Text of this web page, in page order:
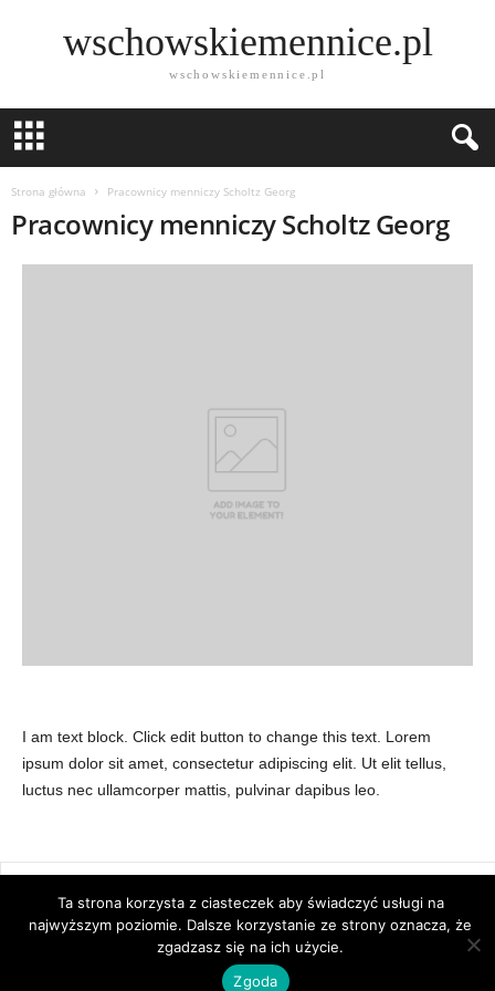
wschowskiemennice.pl
wschowskiemennice.pl
Strona główna Pracownicy menniczy Scholtz Georg
Pracownicy menniczy Scholtz Georg
I am text block. Click edit button to change this text. Lorem
ipsum dolor sit amet, consectetur adipiscing elit. Ut elit tellus,
luctus nec ullamcorper mattis, pulvinar dapibus leo.
© Newsmag WordPress Theme by TagDiv
Ta strona korzysta z ciasteczek aby świadczyć usługi na
najwyższym poziomie. Dalsze korzystanie ze strony oznacza, że
zgadzasz się na ich użycie.
Zgoda